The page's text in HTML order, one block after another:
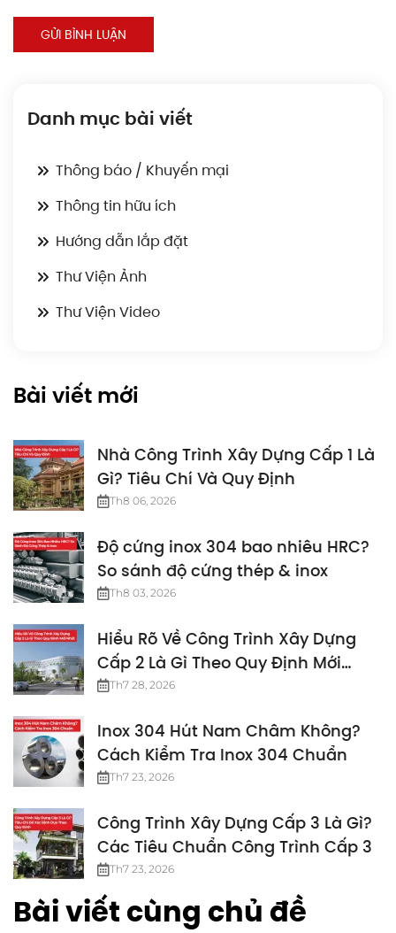
GỬI BÌNH LUẬN
Danh mục bài viết
Thông báo / Khuyến mại
Thông tin hữu ích
Hướng dẫn lắp đặt
Thư Viện Ảnh
Thư Viện Video
Bài viết mới
Nhà Công Trình Xây Dựng Cấp 1 Là
Gì? Tiêu Chí Và Quy Định
Th8 06, 2026
Độ cứng inox 304 bao nhiêu HRC?
So sánh độ cứng thép & inox
Th8 03, 2026
Hiểu Rõ Về Công Trình Xây Dựng
Cấp 2 Là Gì Theo Quy Định Mới
Nhất
Th7 28, 2026
Inox 304 Hút Nam Châm Không?
Cách Kiểm Tra Inox 304 Chuẩn
Th7 23, 2026
Công Trình Xây Dựng Cấp 3 Là Gì?
Các Tiêu Chuẩn Công Trình Cấp 3
Th7 23, 2026
Bài viết cùng chủ đề